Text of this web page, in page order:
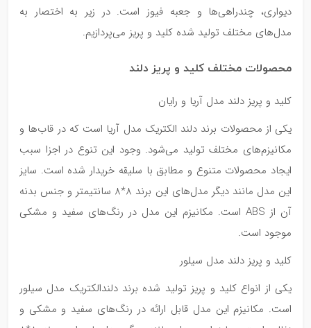
دیواری، چندراهی‌ها و جعبه فیوز است. در زیر به اختصار به
مدل‌های مختلف تولید شده کلید و پریز می‌پردازیم.
محصولات مختلف کلید و پریز دلند
کلید و پریز دلند مدل آریا و رایان
یکی از محصولات برند دلند الکتریک مدل آریا است که در قاب‌ها و
مکانیزم‌های مختلف تولید می‌شود. وجود این تنوع در اجزا سبب
ایجاد محصولات متنوع و مطابق با سلیقه خریدار شده است. سایز
این مدل مانند دیگر مدل‌های این برند 8*8 سانتیمتر و جنس بدنه
آن از ABS است. مکانیزم این مدل در رنگ‌های سفید و مشکی
موجود است.
کلید و پریز دلند مدل سیلور
یکی از انواع کلید و پریز تولید شده برند دلندالکتریک مدل سیلور
است. مکانیزم این مدل قابل ارائه در رنگ‌های سفید و مشکی و